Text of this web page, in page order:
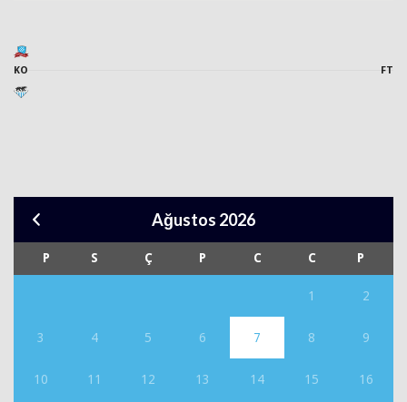
KO FT
Ağustos 2026
P S Ç P C C P
1 2
3 4 5 6 7 8 9
10 11 12 13 14 15 16